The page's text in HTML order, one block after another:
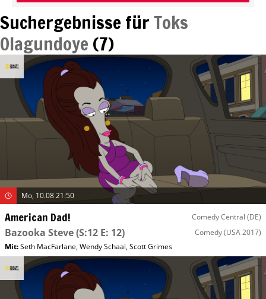
Suchergebnisse fürToks
Olagundoye(7)
Mo, 10.08 21:50
American Dad! Comedy Central (DE)
Bazooka Steve(S:12 E: 12) Comedy(USA 2017)
Mit:Seth MacFarlane,Wendy Schaal,Scott Grimes